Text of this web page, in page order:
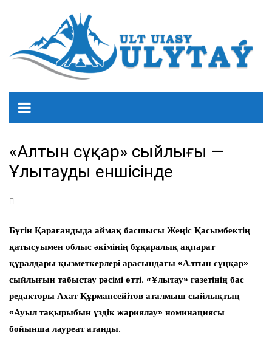
«Алтын сұңқар» сыйлығы —
Ұлытаудың еншісінде
Бүгін Қарағандыда аймақ басшысы Жеңіс Қасымбектің
қатысуымен облыс әкімінің бұқаралық ақпарат
құралдары қызметкерлері арасындағы «Алтын сұңқар»
сыйлығын табыстау рәсімі өтті. «Ұлытау» газетінің бас
редакторы Ахат Құрмансейітов аталмыш сыйлықтың
«Ауыл тақырыбын үздік жариялау» номинациясы
бойынша лауреат атанды.